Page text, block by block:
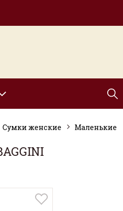
Сумки женские Маленькие